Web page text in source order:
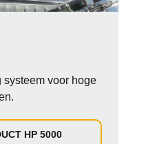
voor hoge
HP 5000